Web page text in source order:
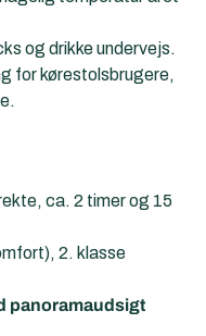
og drikke undervejs.
for kørestolsbrugere,
ca. 2 timer og 15
2. klasse
panoramaudsigt